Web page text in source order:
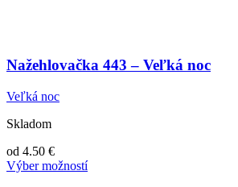
Nažehlovačka 443 – Veľká noc
Veľká noc
Skladom
od 4.50 €
Výber možností